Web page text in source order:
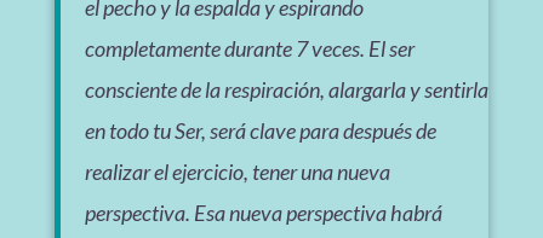
el pecho y la espalda y espirando
completamente durante 7 veces. El ser
consciente de la respiración, alargarla y sentirla
en todo tu Ser, será clave para después de
realizar el ejercicio, tener una nueva
perspectiva. Esa nueva perspectiva habrá